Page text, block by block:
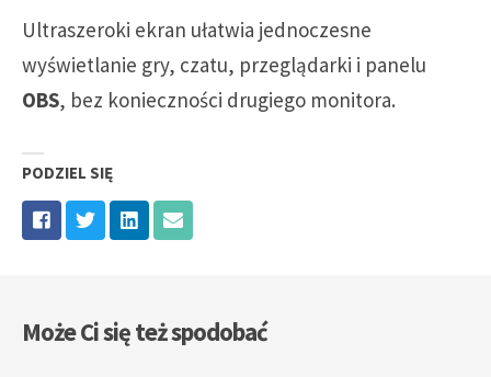
Ultraszeroki ekran ułatwia jednoczesne
wyświetlanie gry, czatu, przeglądarki i panelu
OBS, bez konieczności drugiego monitora.
PODZIEL SIĘ
Może Ci się też spodobać